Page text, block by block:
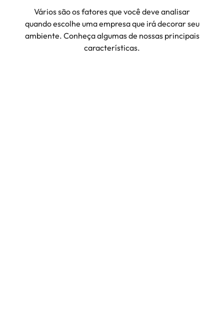
Vários são os fatores que você deve analisar
quando escolhe uma empresa que irá decorar seu
ambiente. Conheça algumas de nossas principais
características.